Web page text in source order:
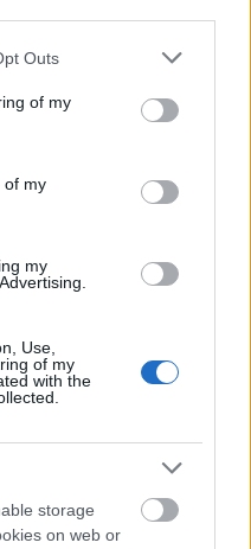
uses one or more Google
You may click to
its third-party tags to
in below Google
Outs
of my
of my
my
Use,
of my
with the
storage
on web or
világháborús
és Flitsch
jut. A Koritnica
keresztülhaladó